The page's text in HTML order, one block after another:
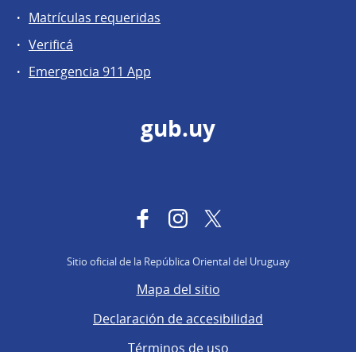
Matrículas requeridas
Verificá
Emergencia 911 App
gub.uy
FacebookInstagram
Sitio oficial de la República Oriental del Uruguay
Mapa del sitio
Declaración de accesibilidad
Términos de uso